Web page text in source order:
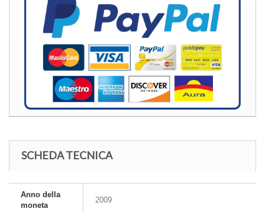
SCHEDA TECNICA
Anno della
moneta
2009